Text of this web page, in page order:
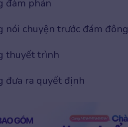
đàm phán
nói chuyện trước đám đông
thuyết trình
đưa ra quyết định